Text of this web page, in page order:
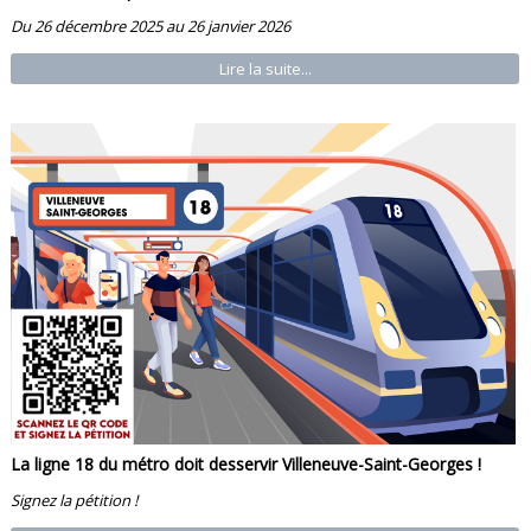
Du 26 décembre 2025 au 26 janvier 2026
Lire la suite...
La ligne 18 du métro doit desservir Villeneuve-Saint-Georges !
Signez la pétition !